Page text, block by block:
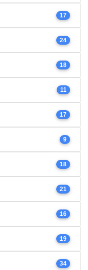
17
24
18
11
17
9
18
21
16
19
34